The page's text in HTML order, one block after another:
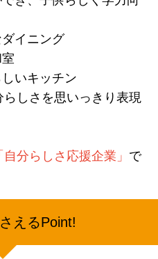
イニング
いキッチン
しさを思いっきり表現
自分らしさ応援企業」 で
えるPoint!